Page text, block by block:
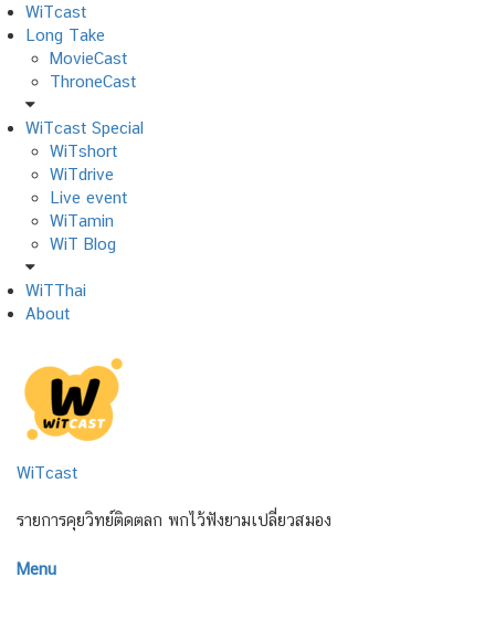
Skip
to
content
WiTcast
Long Take
MovieCast
ThroneCast
WiTcast Special
WiTshort
WiTdrive
Live event
WiTamin
WiT Blog
WiTThai
About
WiTcast
รายการคุยวิทย์ติดตลก พกไว้ฟังยามเปลี่ยวสมอง
Menu